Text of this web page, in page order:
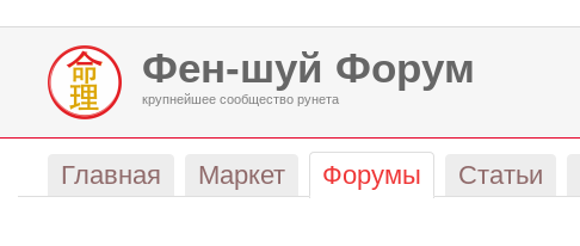
Фен-шуй Форум
крупнейшее сообщество рунета
Главная Маркет Форумы Статьи